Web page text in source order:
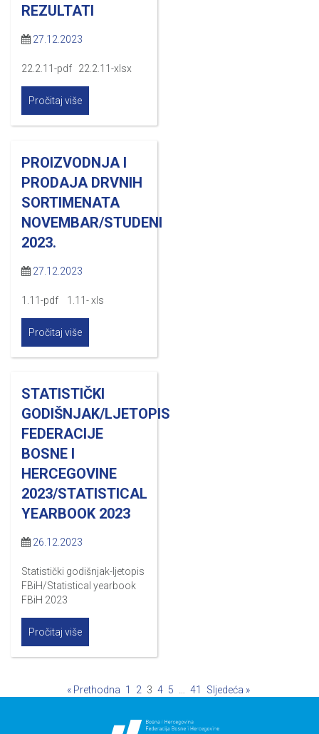
REZULTATI
27.12.2023
22.2.11-pdf 22.2.11-xlsx
Pročitaj više
PROIZVODNJA I
PRODAJA DRVNIH
SORTIMENATA
NOVEMBAR/STUDENI
2023.
27.12.2023
1.11-pdf 1.11- xls
Pročitaj više
STATISTIČKI
GODIŠNJAK/LJETOPIS
FEDERACIJE
BOSNE I
HERCEGOVINE
2023/STATISTICAL
YEARBOOK 2023
26.12.2023
Statistički godišnjak-ljetopis
FBiH/Statistical yearbook
FBiH 2023
Pročitaj više
« Prethodna 1 2 3 4 5 41 Sljedeća »